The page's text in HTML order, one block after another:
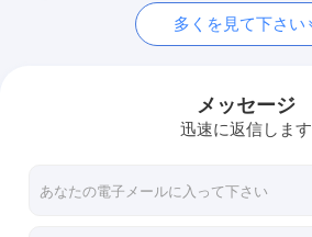
小型水力パック
油圧多様なブロック
水力パックの部品
多くを見て下さい
メッセージ
迅速に返信します